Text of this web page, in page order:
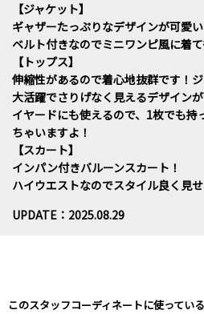
【ジャケット】
ギャザーたっぷりなデザインが可愛い
ベルト付きなのでミニワンピ風に着て
【トップス】
伸縮性があるので着心地抜群です！
大活躍でさりげなく見えるデザイン
イヤードにも使えるので、1枚でも持
ちゃいますよ！
【スカート】
インパン付きバルーンスカート！
ハイウエストなのでスタイル良く見せ
UPDATE：2025.08.29
このスタッフコーディネートに使ってい